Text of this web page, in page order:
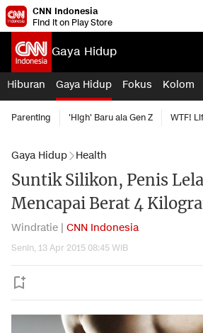
CNN Indonesia
Find it on Play Store
Gaya Hidup
Hiburan Gaya Hidup Fokus Kolom
Parenting 'High' Baru ala Gen Z WTF!
Gaya Hidup Health
Suntik Silikon, Penis
Mencapai Berat 4
Windratie | CNN Indonesia
Senin, 13 Apr 2015 08:45 WIB